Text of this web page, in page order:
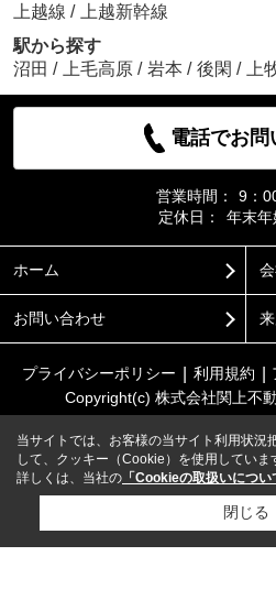
上越線 /
上越新幹線
駅から探す
沼田 / 上毛高原 / 岩本 / 後閑 / 上
電話でお問
営業時間：
9：
定休日：
年末
ホーム
お問い合わせ
プライバシーポリシー 利用規約
Copyright(c) 株式会社関上不
当サイトでは、お客様の当サイト利用状況
して、クッキー（Cookie）を使用していま
詳しくは、当社の 「Cookieの取扱いについ
閉じる